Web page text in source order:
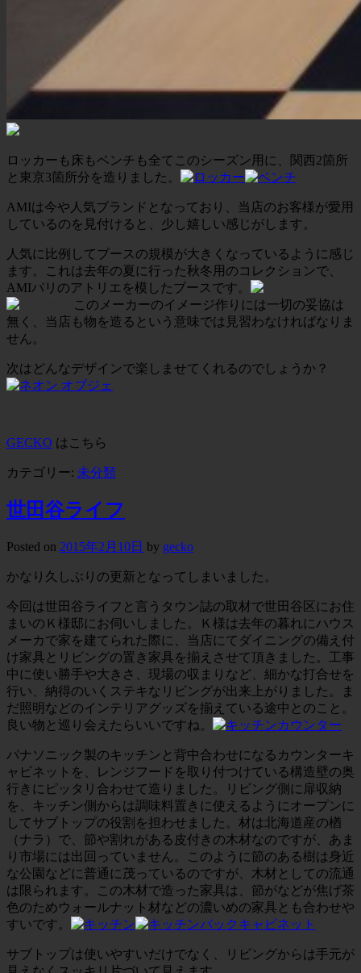
ロッカーも床もベンチも全てこのシーズン用に、関西2箇所
と東京3箇所分を造りました。
AMIは今や人気ブランドとなっており、当店のお客様が愛用
しているのを見付けると、少し嬉しい感じがします。
人気に比例してブースの規模が大きくなっているように感じ
ます。これは去年の夏に行った秋冬用のコレクションで、
AMIパリのアトリエを模したブースです。
このメーカーのイメージ作りには一切の妥協は
無く、当店も物を造るという意味では見習わなければなりま
せん。
次はどんなデザインで楽しませてくれるのでしょうか？
GECKO はこちら
カテゴリー: 未分類
世田谷ライフ
Posted on 2015年2月10日 by gecko
かなり久しぶりの更新となってしまいました。
今回は世田谷ライフと言うタウン誌の取材で世田谷区にお住
まいのＫ様邸にお伺いしました。Ｋ様は去年の暮れにハウス
メーカで家を建てられた際に、当店にてダイニングの備え付
け家具とリビングの置き家具を揃えさせて頂きました。工事
中に使い勝手や大きさ、現場の収まりなど、細かな打合せを
行い、納得のいくステキなリビングが出来上がりました。ま
だ照明などのインテリアグッズを揃えている途中とのこと。
良い物と巡り会えたらいいですね。
パナソニック製のキッチンと背中合わせになるカウンターキ
ャビネットを、レンジフードを取り付つけている構造壁の奥
行きにピッタリ合わせて造りました。リビング側に扉収納
を、キッチン側からは調味料置きに使えるようにオープンに
してサブトップの役割を担わせました。材は北海道産の楢
（ナラ）で、節や割れがある皮付きの木材なのですが、あま
り市場には出回っていません。このように節のある樹は身近
な公園などに普通に茂っているのですが、木材としての流通
は限られます。この木材で造った家具は、節がなどが焦げ茶
色のためウォールナット材などの濃いめの家具とも合わせや
すいです。
サブトップは使いやすいだけでなく、リビングからは手元が